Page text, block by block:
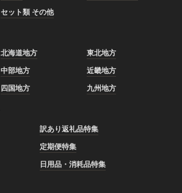
セット類 その他
北海道地方
東北地方
中部地方
近畿地方
四国地方 九州地方
訳あり返礼品特集
定期便特集
日用品・消耗品特集